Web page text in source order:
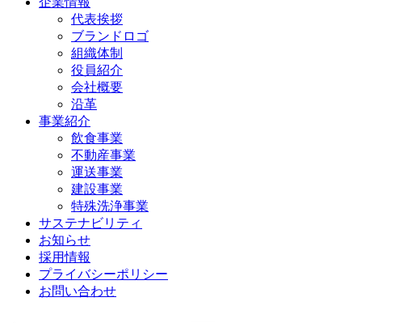
代表挨拶
ブランドロゴ
組織体制
役員紹介
会社概要
沿革
事業紹介
飲食事業
不動産事業
運送事業
建設事業
特殊洗浄事業
サステナビリティ
お知らせ
採用情報
プライバシーポリシー
お問い合わせ